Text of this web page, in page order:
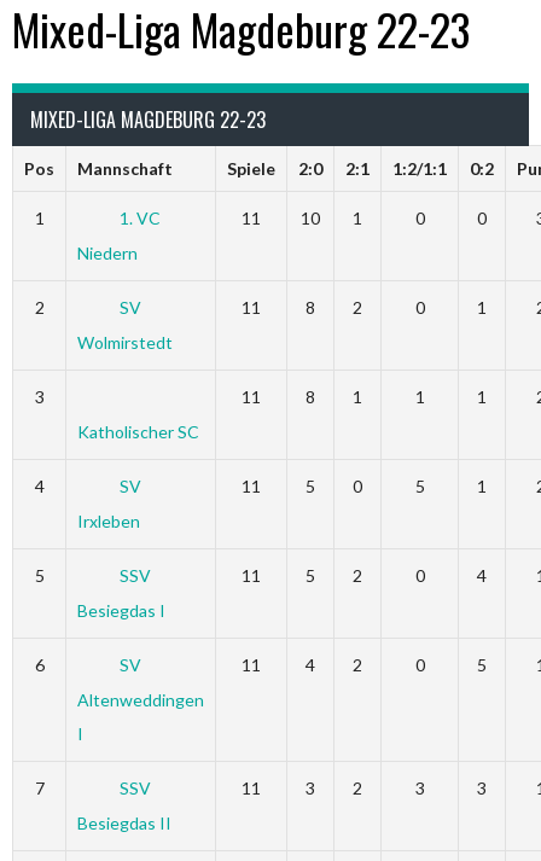
Mixed-Liga Magdeburg 22-23
MIXED-LIGA MAGDEBURG 22-23
Pos Mannschaft Spiele 2:0 2:1 1:2/1:1 0:2
1
1. VC
Niedern
11 10 1 0 0
2
SV
Wolmirstedt
11 8 2 0 1
3
Katholischer SC
11 8 1 1 1
4
SV
Irxleben
11 5 0 5 1
5
SSV
Besiegdas I
11 5 2 0 4
6
SV
Altenweddingen
I
11 4 2 0 5
7
SSV
Besiegdas II
11 3 2 3 3